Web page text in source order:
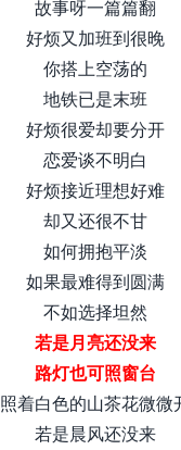
故事呀一篇篇翻
好烦又加班到很晚
你搭上空荡的
地铁已是末班
好烦很爱却要分开
恋爱谈不明白
好烦接近理想好难
却又还很不甘
如何拥抱平淡
如果最难得到圆满
不如选择坦然
若是月亮还没来
路灯也可照窗台
照着白色的山茶花微微
若是晨风还没来